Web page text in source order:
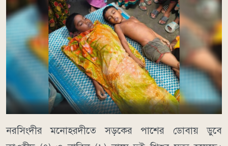
নরসিংদীর মনোহরদীতে সড়কের পাশের ডোবায় ডুবে